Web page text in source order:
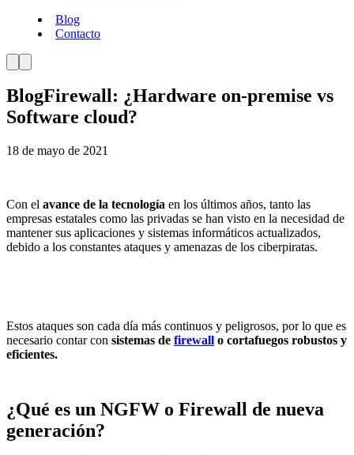
Blog
Contacto
BlogFirewall: ¿Hardware on-premise vs
Software cloud?
18 de mayo de 2021
Con el avance de la tecnología en los últimos años, tanto las
empresas estatales como las privadas se han visto en la necesidad de
mantener sus aplicaciones y sistemas informáticos actualizados,
debido a los constantes ataques y amenazas de los ciberpiratas.
Estos ataques son cada día más continuos y peligrosos, por lo que es
necesario contar con sistemas de firewall o cortafuegos robustos y
eficientes.
¿Qué es un NGFW o Firewall de nueva
generación?